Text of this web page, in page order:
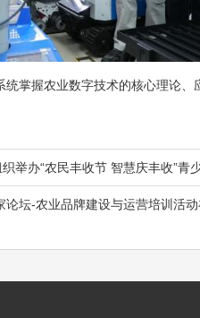
握农业数字技术的核心理论、
举办“农民丰收节 智慧庆丰收”青
论坛-农业品牌建设与运营培训活